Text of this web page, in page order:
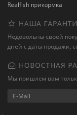
Realfish прикормка
НАША
Недовольны своей
дней с даты продажи,
НОВОСТНАЯ
Мы пришлем вам